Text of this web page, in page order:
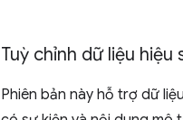
Tuỳ chỉnh dữ liệu
Phiên bản này hỗ trợ dữ